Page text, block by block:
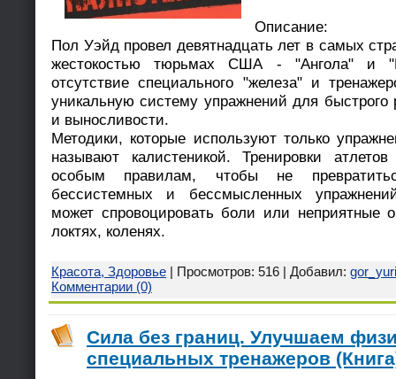
Описание:
Пол Уэйд провел девятнадцать лет в самых
жестокостью тюрьмах США - "Ангола" и
отсутствие специального "железа" и
уникальную систему упражнений для
и выносливости.
Методики, которые используют только
называют калистеникой. Тренировки
особым правилам, чтобы не
бессистемных и бессмысленных
может спровоцировать боли или неприятные
локтях, коленях.
Красота, Здоровье | Просмотров: 516 | Добавил: gor_yuri
Комментарии (0)
Сила без границ. Улучшаем
специальных тренажеров